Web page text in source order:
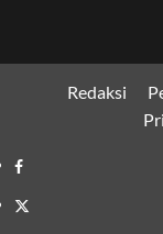
Redaksi
Facebook
Twitter